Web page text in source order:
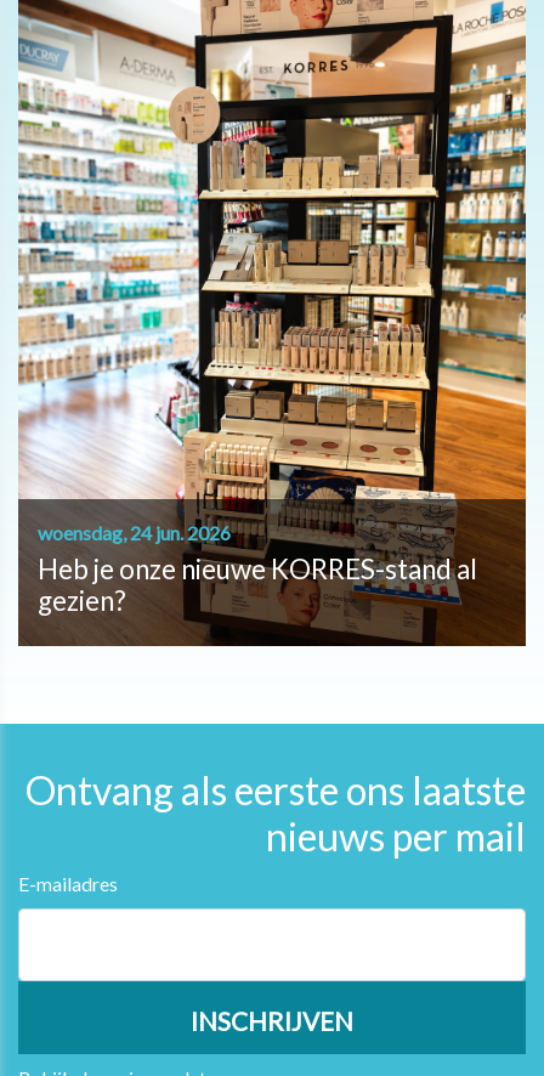
woensdag, 24 jun. 2026
Heb je onze nieuwe KORRES-stand al
gezien?
Ontvang als eerste ons laatste
nieuws per mail
E-mailadres